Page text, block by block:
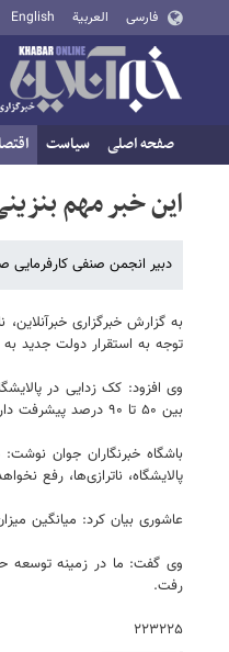
فارسی العربية English
صفحه اصلی سیاست
این خبر مهم
دبیر انجمن صنفی کارفرمایی صنعت پالایش نفت گفت: از سال
به گزارش خبرگزاری
توجه به استقرار دولت جدید
وی افزود: کک زدایی در
بین ۵۰ تا ۹۰ درصد پیشرفت دارد.
باشگاه خبرنگاران جوان
پالایشگاه، ناترازی‌ها، رفع
عاشوری بیان کرد: میانگین میزان مصرف بنزین ۱۱۲ میلیون لیتر در روز و میانگین تولید آن روزانه بین ۹۸ تا ۱۰۵ میلیون لیتر است که نشان
رفت.
۲۲۳۲۲۵